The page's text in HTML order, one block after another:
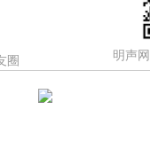
圈 明声